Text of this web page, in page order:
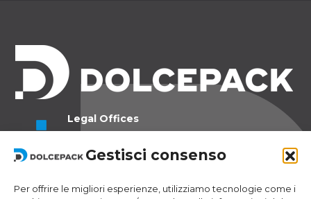
Gestisci consenso
Per offrire le migliori esperienze, utilizziamo tecnologie come i
Legal Offices
6966 Lugano Switzerland
Operational Offices